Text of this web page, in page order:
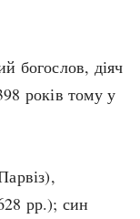
богослов, діяч
років тому у
рр.); син